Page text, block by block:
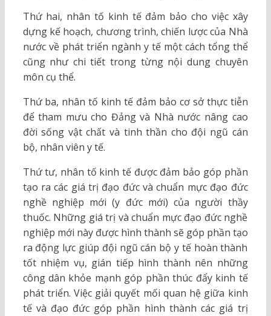
Thứ hai, nhân tố kinh tế đảm bảo cho việc xây
dựng kế hoạch, chương trình, chiến lược của Nhà
nước về phát triển ngành y tế một cách tổng thể
cũng như chi tiết trong từng nội dung chuyên
môn cụ thể.
Thứ ba, nhân tố kinh tế đảm bảo cơ sở thực tiễn
để tham mưu cho Đảng và Nhà nước nâng cao
đời sống vật chất và tinh thần cho đội ngũ cán
bộ, nhân viên y tế.
Thứ tư, nhân tố kinh tế được đảm bảo góp phần
tạo ra các giá trị đạo đức và chuẩn mực đạo đức
nghề nghiệp mới (y đức mới) của người thầy
thuốc. Những giá trị và chuẩn mực đạo đức nghề
nghiệp mới này được hình thành sẽ góp phần tạo
ra động lực giúp đội ngũ cán bộ y tế hoàn thành
tốt nhiệm vụ, gián tiếp hình thành nên những
công dân khỏe mạnh góp phần thúc đẩy kinh tế
phát triển. Việc giải quyết mối quan hệ giữa kinh
tế và đạo đức góp phần hình thành các giá trị